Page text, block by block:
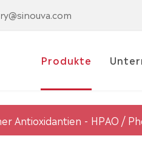
Produkte
Antioxidantien HPAO /